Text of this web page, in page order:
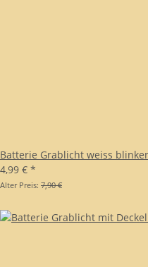
Batterie Grablicht weiss
4,99 € *
Alter Preis: 7,90 €